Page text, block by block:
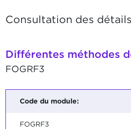
Consultation des
Différentes méthodes
FOGRF3
Code du module:
FOGRF3